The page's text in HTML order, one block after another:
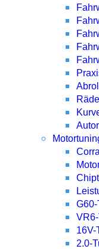
16V-
2.0-